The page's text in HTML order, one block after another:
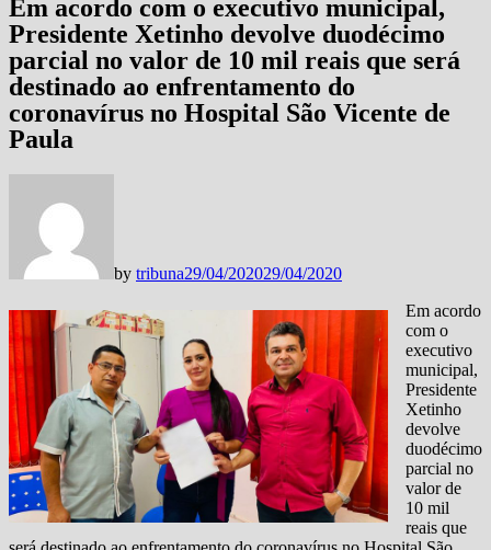
Em acordo com o executivo municipal,
Presidente Xetinho devolve duodécimo
parcial no valor de 10 mil reais que será
destinado ao enfrentamento do
coronavírus no Hospital São Vicente de
Paula
by tribuna29/04/202029/04/2020
Em acordo
com o
executivo
municipal,
Presidente
Xetinho
devolve
duodécimo
parcial no
valor de
10 mil
reais que